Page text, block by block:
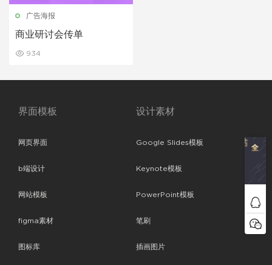
广告海报
商业研讨会传单
934
界面模板
网页界面
b端设计
网站模板
figma素材
图标库
设计素材
Google Slides模板
Keynote模板
PowerPoint模板
笔刷
插画图片